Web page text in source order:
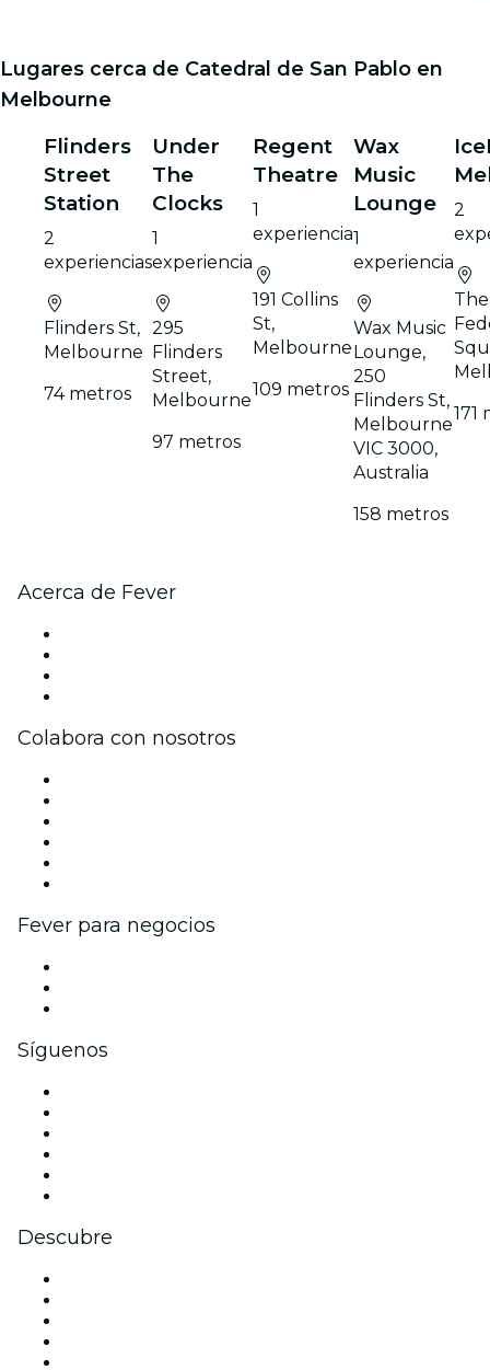
Lugares cerca de Catedral de San Pablo en
Melbourne
Flinders
Street
Station
2
experiencias
Flinders St,
Melbourne
74 metros
Under
The
Clocks
1
experiencia
295
Flinders
Street,
Melbourne
97 metros
Regent
Theatre
1
experiencia
191 Collins
St,
Melbourne
109 metros
Wax
Music
Lounge
1
experiencia
Wax Music
Lounge,
250
Flinders St,
Melbourne
VIC 3000,
Australia
158 metros
2
171
Acerca de Fever
Colabora con nosotros
Fever para negocios
Síguenos
Descubre